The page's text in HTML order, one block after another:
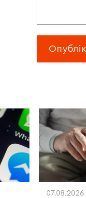
07.08.2026